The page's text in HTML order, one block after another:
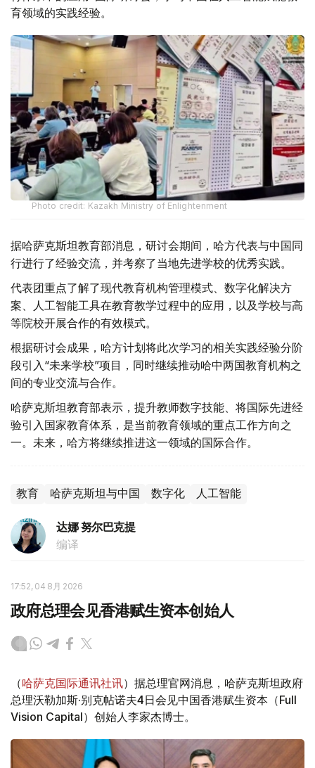
育领域的实践经验。
Photo credit: Kazakh Ministry of Enlightenment
据哈萨克斯坦教育部消息，研讨会期间，哈方代表与中国同
行进行了经验交流，并考察了当地先进学校的优秀实践。
代表团重点了解了现代教育机构管理模式、数字化解决方
案、人工智能工具在教育教学过程中的应用，以及学校与高
等院校开展合作的有效模式。
根据研讨会成果，哈方计划将此次学习的相关实践经验分阶
段引入“未来学校”项目，同时继续推动哈中两国教育机构之
间的专业交流与合作。
哈萨克斯坦教育部表示，提升教师数字技能、将国际先进经
验引入国家教育体系，是当前教育领域的重点工作方向之
一。未来，哈方将继续推进这一领域的国际合作。
教育 哈萨克斯坦与中国 数字化 人工智能
达娜 努尔巴克提
编译
17:52, 04 8月 2026
政府总理会见香港赋生资本创始人
（哈萨克国际通讯社讯）据总理官网消息，哈萨克斯坦政府
总理沃勒加斯·别克帖诺夫4日会见中国香港赋生资本（Full
Vision Capital）创始人李家杰博士。